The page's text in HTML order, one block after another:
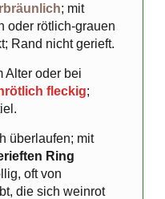
; mit
oder rötlich-grauen
Rand nicht gerieft.
Alter oder bei
fleckig;
überlaufen; mit
Ring
oft von
die sich weinrot